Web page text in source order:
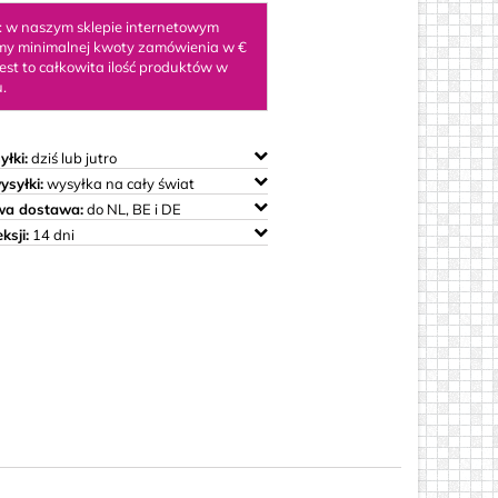
w naszym sklepie internetowym
minimalnej kwoty zamówienia w €
to całkowita ilość produktów w
dziś lub jutro
wysyłka na cały świat
dostawa:do NL, BE i DE
14 dni